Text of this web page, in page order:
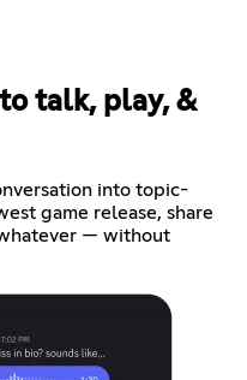
talk, play, &
into topic-
game release, share
— without